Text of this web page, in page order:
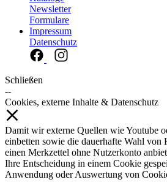
Newsletter
Formulare
Impressum
Datenschutz
Schließen
--
Cookies, externe Inhalte & Datenschutz
Damit wir externe Quellen wie Youtube
einbetten sowie die dauerhafte Wahl
einen Merkzettel ohne Nutzerkonto
Ihre Entscheidung in einem Cookie
Anwendung oder Auswertung von